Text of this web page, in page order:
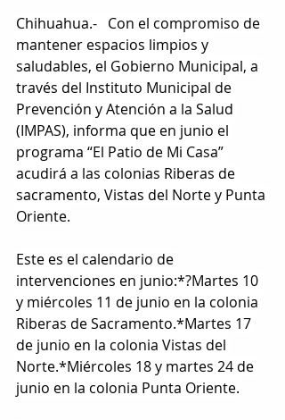
Chihuahua.-   Con el compromiso de
mantener espacios limpios y
saludables, el Gobierno Municipal, a
través del Instituto Municipal de
Prevención y Atención a la Salud
(IMPAS), informa que en junio el
programa “El Patio de Mi Casa”
acudirá a las colonias Riberas de
sacramento, Vistas del Norte y Punta
Oriente.
Este es el calendario de
intervenciones en junio:*?Martes 10
y miércoles 11 de junio en la colonia
Riberas de Sacramento.*Martes 17
de junio en la colonia Vistas del
Norte.*Miércoles 18 y martes 24 de
junio en la colonia Punta Oriente.